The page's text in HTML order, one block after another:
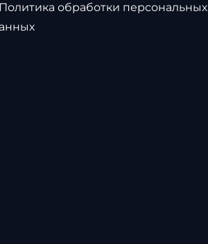
обработки персональных